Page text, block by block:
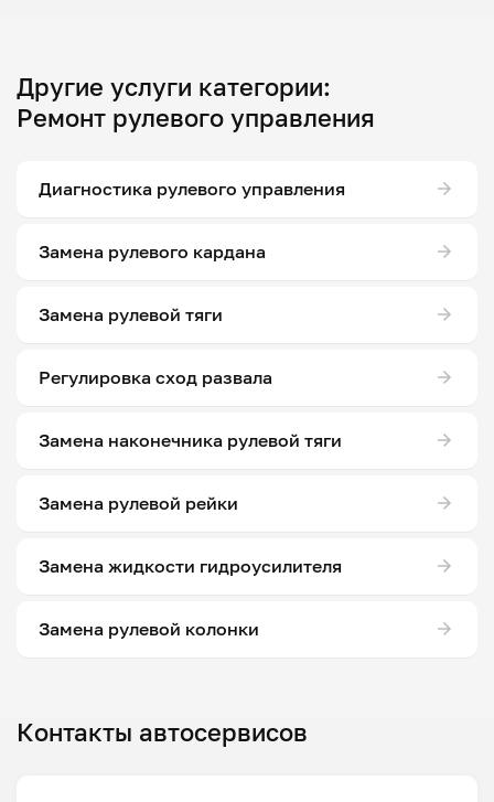
Другие услуги категории:
Ремонт рулевого управления
Диагностика рулевого управления
Замена рулевого кардана
Замена рулевой тяги
Регулировка сход развала
Замена наконечника рулевой тяги
Замена рулевой рейки
Замена жидкости гидроусилителя
Замена рулевой колонки
Контакты автосервисов